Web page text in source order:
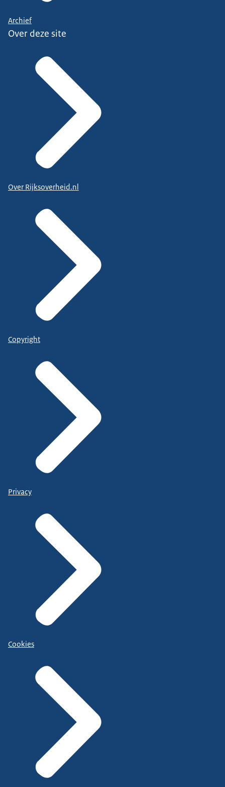
Archief
Over deze site
Over Rijksoverheid.nl
Copyright
Privacy
Cookies